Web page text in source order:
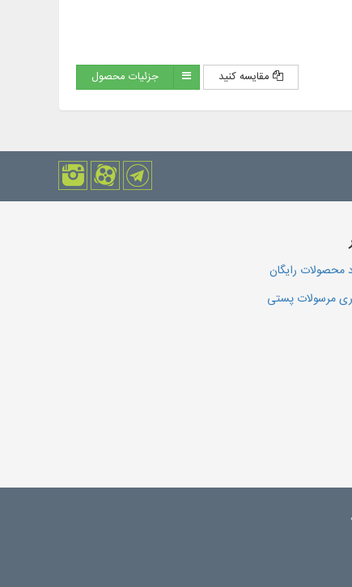
مقایسه کنید جزئیات محصول
محصولات رایگان
مرسولات پستی